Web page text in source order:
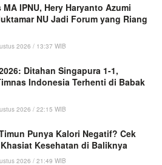
IPNU, Hery Haryanto Azumi
NU Jadi Forum yang Riang
2026 / 13:37 WIB
Ditahan Singapura 1-1,
Indonesia Terhenti di Babak
2026 / 22:15 WIB
Punya Kalori Negatif? Cek
Kesehatan di Baliknya
2026 / 21:49 WIB